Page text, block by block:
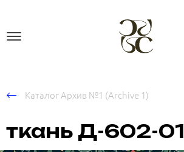
Каталог Архив №1 (Archive 1)
ткань Д-602-01